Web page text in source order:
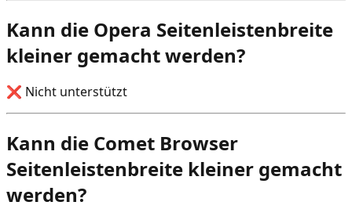
Kann die Opera Seitenleistenbreite
kleiner gemacht werden?
❌ Nicht unterstützt
Kann die Comet Browser
Seitenleistenbreite kleiner gemacht
werden?